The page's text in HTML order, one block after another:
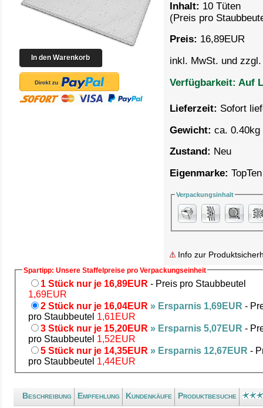
Inhalt: 10 Tüten
(Preis pro
Preis: 16,89EUR
inkl. MwSt. und
Verfügbarkeit: Auf
Lieferzeit: Sofort
Gewicht: ca. 0.40kg
Zustand: Neu
Eigenmarke: TopTen
Verpackungsinhalt
Info zur
Spartipp: Unsere Staffelpreise pro Verpackungseinheit
1 Stück nur je 16,89EUR - Preis pro Staubbeutel
1,69EUR
2 Stück nur je 16,04EUR » Ersparnis 1,69EUR -
pro Staubbeutel 1,61EUR
3 Stück nur je 15,20EUR » Ersparnis 5,07EUR -
pro Staubbeutel 1,52EUR
5 Stück nur je 14,35EUR » Ersparnis 12,67EUR -
pro Staubbeutel 1,44EUR
Beschreibung Empfehlung Kundenkäufe Produktbesuche